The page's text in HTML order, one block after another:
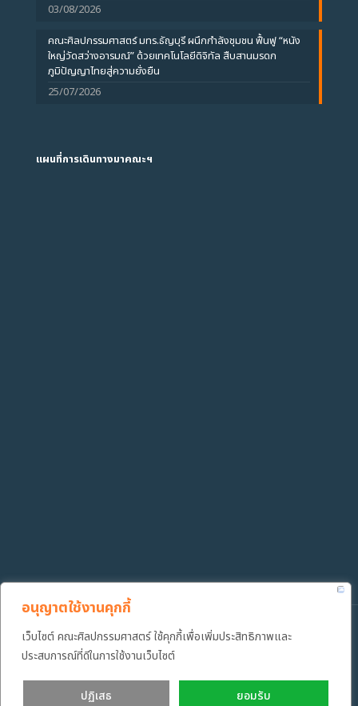
อนุญาตใช้งานคุกกี้
เว็บไซต์ คณะศิลปกรรมศาสตร์ ใช้คุกกี้เพื่อเพิ่มประสิทธิภาพและ
ประสบการณ์ที่ดีในการใช้งานเว็บไซต์
ปฏิเสธ ยอมรับ
03/08/2026
คณะศิลปกรรมศาสตร์ มทร.ธัญบุรี ผนึกกำลังชุมชน ฟื้นฟู “หนัง
ใหญ่วัดสว่างอารมณ์” ด้วยเทคโนโลยีดิจิทัล สืบสานมรดก
ภูมิปัญญาไทยสู่ความยั่งยืน
25/07/2026
แผนที่การเดินทางมาคณะฯ
Copyright ©️ 2022 คณะศิลปกรรมศาสตร์ มหาวิทยาลัยเทคโนโลยีราช
มงคลธัญบุรี